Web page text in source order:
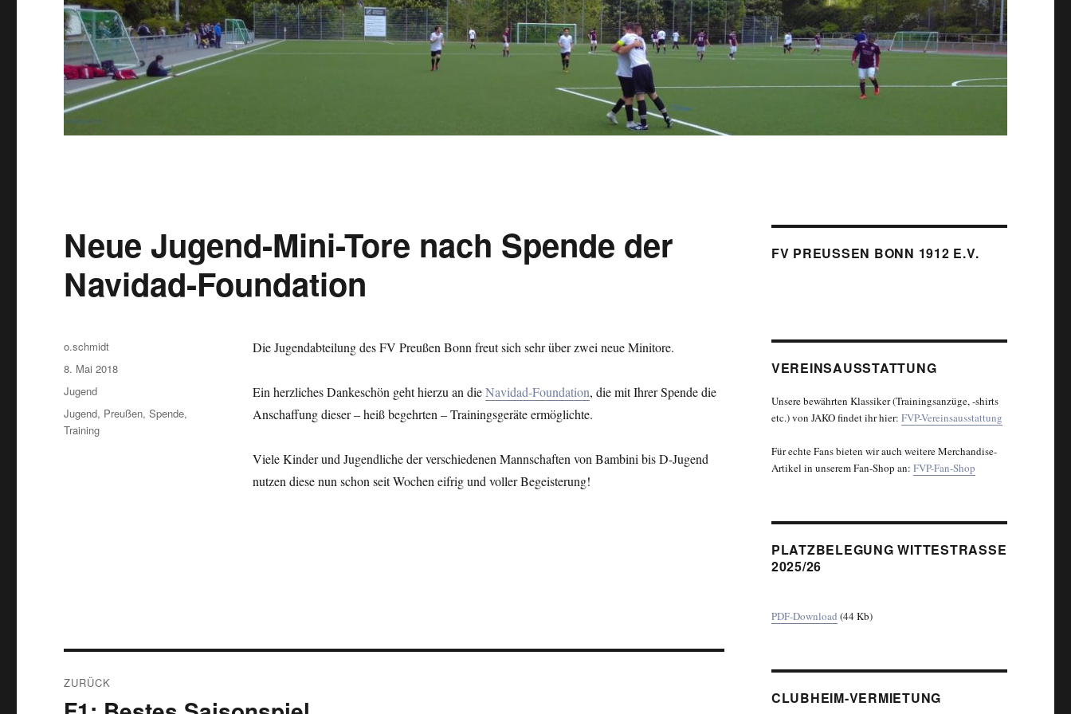
Neue Jugend-Mini-Tore nach Spende der
Navidad-Foundation
Die Jugendabteilung des FV Preußen Bonn freut sich sehr über zwei neue Minitore.
Ein herzliches Dankeschön geht hierzu an dieNavidad-Foundation, die mit Ihrer Spende die
Anschaffung dieser – heiß begehrten – Trainingsgeräte ermöglichte.
Viele Kinder und Jugendliche der verschiedenen Mannschaften von Bambini bis D-Jugend
nutzen diese nun schon seit Wochen eifrig und voller Begeisterung!
Autor
o.schmidt
Veröffentlicht
am
8. Mai 2018
Kategorien
Jugend
Schlagwörter
Jugend, Preußen,Spende,
Training
ZURÜCK
Vorheriger
FV PREUSSEN BONN 1912 E.V.
VEREINSAUSSTATTUNG
Unsere bewährten Klassiker (Trainingsanzüge, -shirts
etc.) von JAKO findet ihr hier: FVP-Vereinsausstattung
Für echte Fans bieten wir auch weitere Merchandise-
Artikel in unserem Fan-Shop an: FVP-Fan-Shop
PLATZBELEGUNG WITTESTRASSE 2
025/26
PDF-Download (44 Kb)
CLUBHEIM-VERMIETUNG